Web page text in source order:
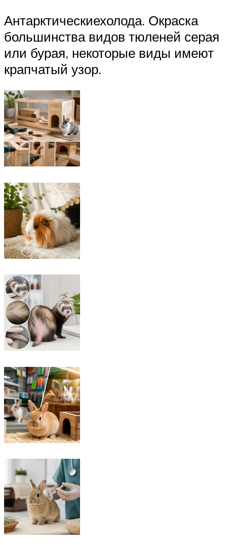
Антарктическиехолода. Окраска
большинства видов тюленей серая
или бурая, некоторые виды имеют
крапчатый узор.